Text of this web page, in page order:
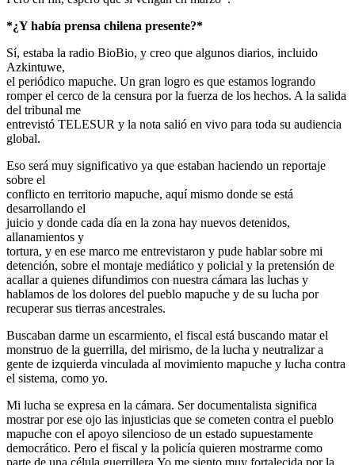
*¿Y había prensa chilena presente?*
Sí, estaba la radio BioBio, y creo que algunos diarios, incluido
Azkintuwe,
el periódico mapuche. Un gran logro es que estamos logrando
romper el cerco de la censura por la fuerza de los hechos. A la salida
del tribunal me
entrevistó TELESUR y la nota salió en vivo para toda su audiencia
global.
Eso será muy significativo ya que estaban haciendo un reportaje
sobre el
conflicto en territorio mapuche, aquí mismo donde se está
desarrollando el
juicio y donde cada día en la zona hay nuevos detenidos,
allanamientos y
tortura, y en ese marco me entrevistaron y pude hablar sobre mi
detención, sobre el montaje mediático y policial y la pretensión de
acallar a quienes difundimos con nuestra cámara las luchas y
hablamos de los dolores del pueblo mapuche y de su lucha por
recuperar sus tierras ancestrales.
Buscaban darme un escarmiento, el fiscal está buscando matar el
monstruo de la guerrilla, del mirismo, de la lucha y neutralizar a
gente de izquierda vinculada al movimiento mapuche y lucha contra
el sistema, como yo.
Mi lucha se expresa en la cámara. Ser documentalista significa
mostrar por ese ojo las injusticias que se cometen contra el pueblo
mapuche con el apoyo silencioso de un estado supuestamente
democrático. Pero el fiscal y la policía quieren mostrarme como
parte de una célula guerrillera.Yo me siento muy fortalecida por la